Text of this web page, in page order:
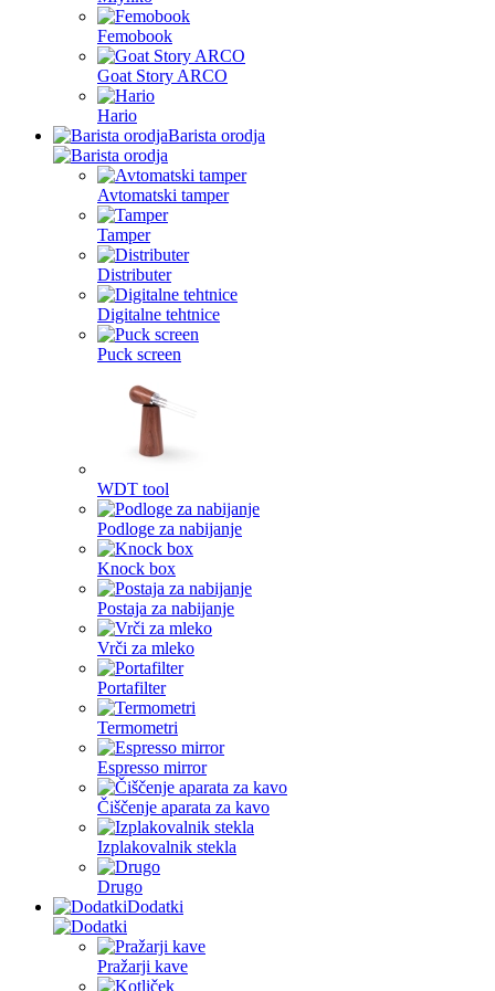
Femobook
Goat Story ARCO
Hario
Barista orodja
Avtomatski tamper
Tamper
Distributer
Digitalne tehtnice
Puck screen
WDT tool
Podloge za nabijanje
Knock box
Postaja za nabijanje
Vrči za mleko
Portafilter
Termometri
Espresso mirror
Čiščenje aparata za kavo
Izplakovalnik stekla
Drugo
Dodatki
Pražarji kave